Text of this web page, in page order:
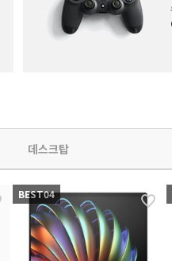
데스크탑
BEST04